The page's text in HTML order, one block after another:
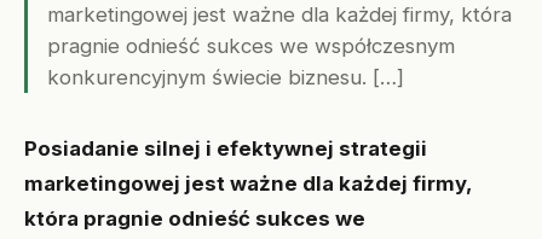
marketingowej jest ważne dla każdej firmy, która
pragnie odnieść sukces we współczesnym
konkurencyjnym świecie biznesu. […]
Posiadanie silnej i efektywnej strategii
marketingowej jest ważne dla każdej firmy,
która pragnie odnieść sukces we